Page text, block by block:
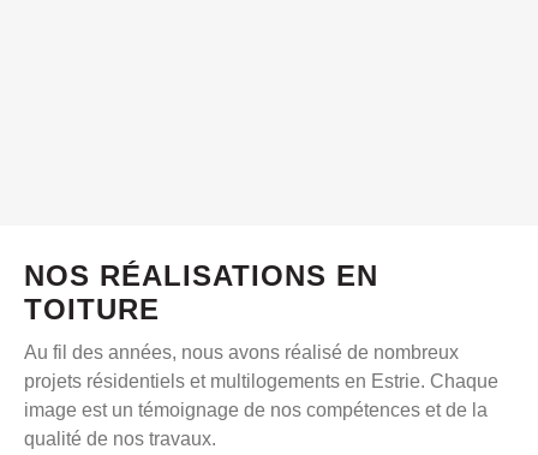
NOS RÉALISATIONS EN
TOITURE
Au fil des années, nous avons réalisé de nombreux
projets résidentiels et multilogements en Estrie. Chaque
image est un témoignage de nos compétences et de la
qualité de nos travaux.